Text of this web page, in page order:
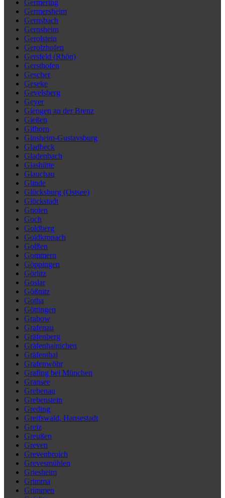
Germering
Germersheim
Gernsbach
Gernsheim
Gerolstein
Gerolzhofen
Gersfeld (Rhön)
Gersthofen
Gescher
Geseke
Gevelsberg
Geyer
Giengen an der Brenz
Gießen
Gifhorn
Ginsheim-Gustavsburg
Gladbeck
Gladenbach
Glashütte
Glauchau
Glinde
Glücksburg (Ostsee)
Glückstadt
Gnoien
Goch
Goldberg
Goldkronach
Golßen
Gommern
Göppingen
Görlitz
Goslar
Gößnitz
Gotha
Göttingen
Grabow
Grafenau
Gräfenberg
Gräfenhainichen
Gräfenthal
Grafenwöhr
Grafing bei München
Gransee
Grebenau
Grebenstein
Greding
Greifswald, Hansestadt
Greiz
Greußen
Greven
Grevenbroich
Grevesmühlen
Griesheim
Grimma
Grimmen